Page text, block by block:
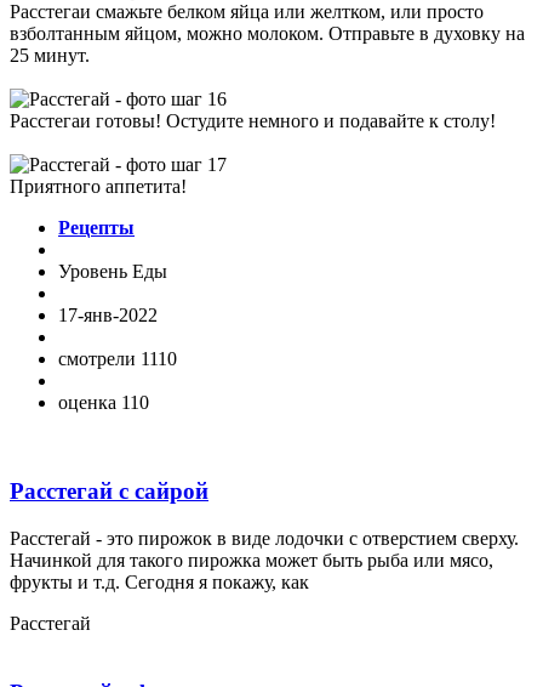
Расстегаи смажьте белком яйца или желтком, или просто
взболтанным яйцом, можно молоком. Отправьте в духовку на
25 минут.
Расстегаи готовы! Остудите немного и подавайте к столу!
Приятного аппетита!
Рецепты
Уровень Еды
17-янв-2022
смотрели 1110
оценка 110
Расстегай с сайрой
Расстегай - это пирожок в виде лодочки с отверстием сверху.
Начинкой для такого пирожка может быть рыба или мясо,
фрукты и т.д. Сегодня я покажу, как
Расстегай